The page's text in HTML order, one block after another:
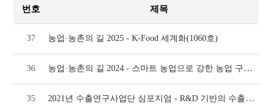
번호 제목
37 농업·농촌의 길 2025 - K-Food 세계화(1060호)
36 농업·농촌의 길 2024 - 스마트 농업으로 강한 농업 구현(1012호)
35 2021년 수출연구사업단 심포지엄 - R&D 기반의 수출성과 공유(868호)